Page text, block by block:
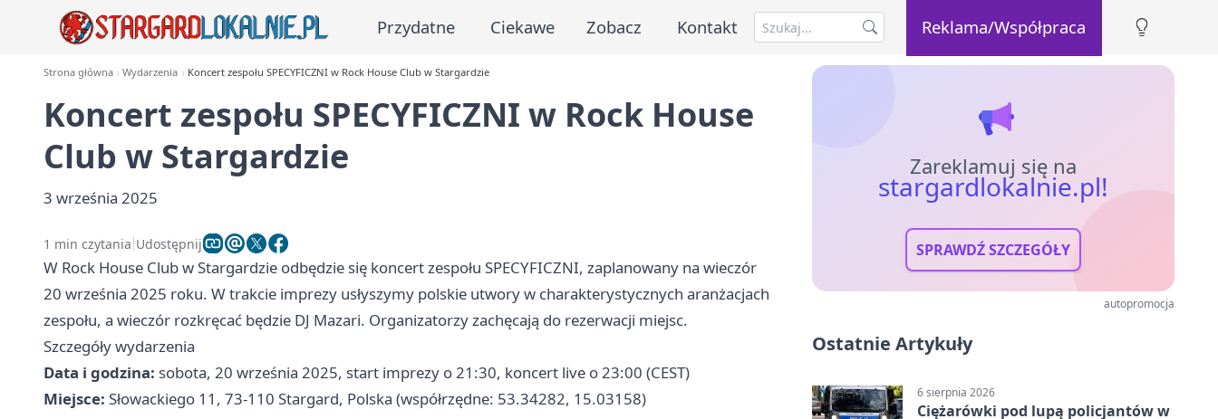
Przydatne Ciekawe Zobacz Kontakt Reklama/Współpraca
Strona główna Wydarzenia Koncert zespołu SPECYFICZNI w Rock House Club w Stargardzie
Koncert zespołu SPECYFICZNI w Rock House
Club w Stargardzie
3 września 2025
1 min czytania Udostępnij
W Rock House Club w Stargardzie odbędzie się koncert zespołu SPECYFICZNI, zaplanowany na wieczór
20 września 2025 roku. W trakcie imprezy usłyszymy polskie utwory w charakterystycznych aranżacjach
zespołu, a wieczór rozkręcać będzie DJ Mazari. Organizatorzy zachęcają do rezerwacji miejsc.
Szczegóły wydarzenia
Data i godzina: sobota, 20 września 2025, start imprezy o 21:30, koncert live o 23:00 (CEST)
Miejsce: Słowackiego 11, 73-110 Stargard, Polska (współrzędne: 53.34282, 15.03158)
Zareklamuj się na
stargardlokalnie.pl!
SPRAWDŹ SZCZEGÓŁY
autopromocja
Ostatnie Artykuły
6 sierpnia 2026
Ciężarówki pod lupą policjantów w